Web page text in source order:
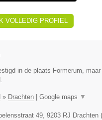
VOLLEDIG PROFIEL
in de plaats Formerum,
» Drachten Google maps ▼
49, 9203 RJ Drachten (